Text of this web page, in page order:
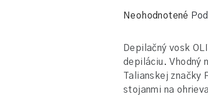
Priemerné
produktu
je
0,0
Neohodnotené
Depilačný vosk
depiláciu. Vhodný
Talianskej značky
stojanmi na